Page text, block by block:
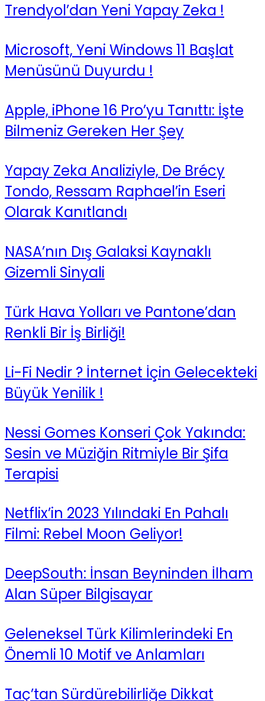
Trendyol’dan Yeni Yapay Zeka !
Microsoft, Yeni Windows 11 Başlat
Menüsünü Duyurdu !
Apple, iPhone 16 Pro’yu Tanıttı: İşte
Bilmeniz Gereken Her Şey
Yapay Zeka Analiziyle, De Brécy
Tondo, Ressam Raphael’in Eseri
Olarak Kanıtlandı
NASA’nın Dış Galaksi Kaynaklı
Gizemli Sinyali
Türk Hava Yolları ve Pantone’dan
Renkli Bir İş Birliği!
Li-Fi Nedir ? İnternet İçin Gelecekteki
Büyük Yenilik !
Nessi Gomes Konseri Çok Yakında:
Sesin ve Müziğin Ritmiyle Bir Şifa
Terapisi
Netflix’in 2023 Yılındaki En Pahalı
Filmi: Rebel Moon Geliyor!
DeepSouth: İnsan Beyninden İlham
Alan Süper Bilgisayar
Geleneksel Türk Kilimlerindeki En
Önemli 10 Motif ve Anlamları
Taç’tan Sürdürebilirliğe Dikkat